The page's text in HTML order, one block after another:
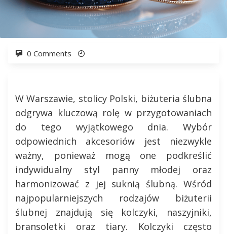
0 Comments
W Warszawie, stolicy Polski, biżuteria ślubna
odgrywa kluczową rolę w przygotowaniach
do tego wyjątkowego dnia. Wybór
odpowiednich akcesoriów jest niezwykle
ważny, ponieważ mogą one podkreślić
indywidualny styl panny młodej oraz
harmonizować z jej suknią ślubną. Wśród
najpopularniejszych rodzajów biżuterii
ślubnej znajdują się kolczyki, naszyjniki,
bransoletki oraz tiary. Kolczyki często